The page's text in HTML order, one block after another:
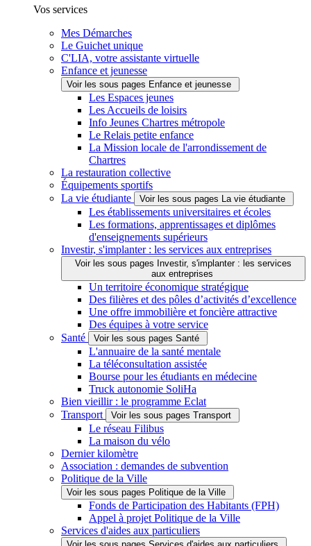
Vos services
Mes Démarches
Le Guichet unique
C'LIA, votre assistante virtuelle
Enfance et jeunesse
Voir les sous pages Enfance et jeunesse
Les Espaces jeunes
Les Accueils de loisirs
Info Jeunes Chartres métropole
Le Relais petite enfance
La Mission locale de l'arrondissement de
Chartres
La restauration collective
Équipements sportifs
La vie étudiante
Voir les sous pages La vie étudiante
Les établissements universitaires et écoles
Les formations, apprentissages et diplômes
d'enseignements supérieurs
Investir, s'implanter : les services aux entreprises
Voir les sous pages Investir, s'implanter : les services
aux entreprises
Un territoire économique stratégique
Des filières et des pôles d’activités d’excellence
Une offre immobilière et foncière attractive
Des équipes à votre service
Santé
Voir les sous pages Santé
L'annuaire de la santé mentale
La téléconsultation assistée
Bourse pour les étudiants en médecine
Truck autonomie SoliHa
Bien vieillir : le programme Eclat
Transport
Voir les sous pages Transport
Le réseau Filibus
La maison du vélo
Dernier kilomètre
Association : demandes de subvention
Politique de la Ville
Voir les sous pages Politique de la Ville
Fonds de Participation des Habitants (FPH)
Appel à projet Politique de la Ville
Services d'aides aux particuliers